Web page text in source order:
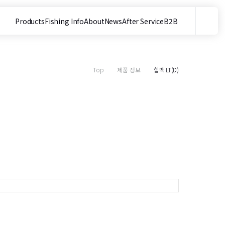
ProductsFishing InfoAboutNewsAfter ServiceB2B
사이트 내 검색
Top 제품 정보 힙백 LT(D)